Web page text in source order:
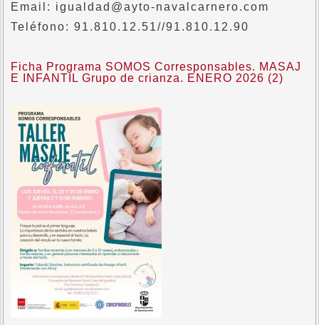
Email: igualdad@ayto-navalcarnero.com
Teléfono: 91.810.12.51//91.810.12.90
Ficha Programa SOMOS Corresponsables. MASAJ
E INFANTIL Grupo de crianza. ENERO 2026 (2)